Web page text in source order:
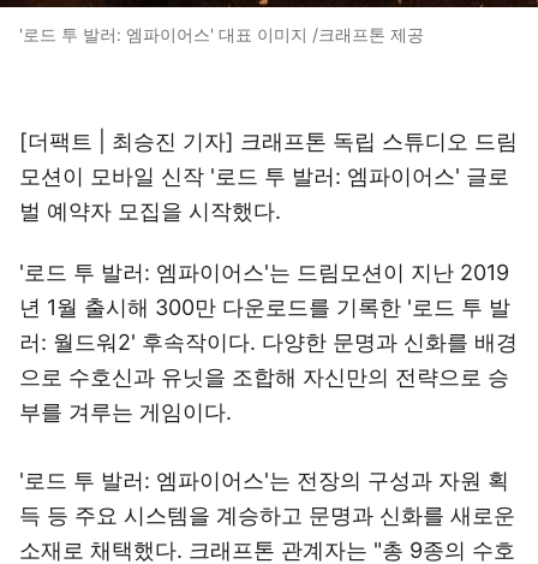
'로드 투 발러: 엠파이어스' 대표 이미지 /크래프톤 제공
[더팩트 | 최승진 기자] 크래프톤 독립 스튜디오 드림
모션이 모바일 신작 '로드 투 발러: 엠파이어스' 글로
벌 예약자 모집을 시작했다.
'로드 투 발러: 엠파이어스'는 드림모션이 지난 2019
년 1월 출시해 300만 다운로드를 기록한 '로드 투 발
러: 월드워2' 후속작이다. 다양한 문명과 신화를 배경
으로 수호신과 유닛을 조합해 자신만의 전략으로 승
부를 겨루는 게임이다.
'로드 투 발러: 엠파이어스'는 전장의 구성과 자원 획
득 등 주요 시스템을 계승하고 문명과 신화를 새로운
소재로 채택했다. 크래프톤 관계자는 "총 9종의 수호